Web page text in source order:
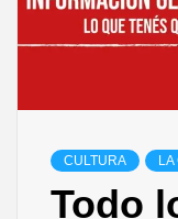
CULTURA
Todo